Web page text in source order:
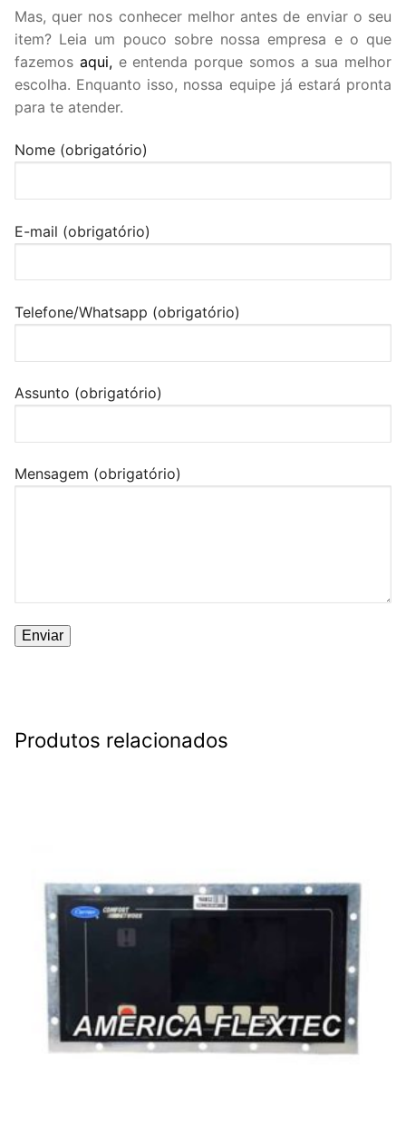
Mas, quer nos conhecer melhor antes de enviar o seu
item? Leia um pouco sobre nossa empresa e o que
fazemos aqui,e entenda porque somos a sua melhor
escolha. Enquanto isso, nossa equipe já estará pronta
para te atender.
Nome (obrigatório)
E-mail (obrigatório)
Telefone/Whatsapp (obrigatório)
Assunto (obrigatório)
Mensagem (obrigatório)
Produtos relacionados